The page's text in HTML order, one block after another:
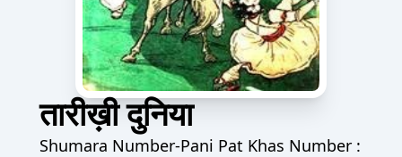
तारीख़ी दुनिया
Shumara Number-Pani Pat Khas Number :